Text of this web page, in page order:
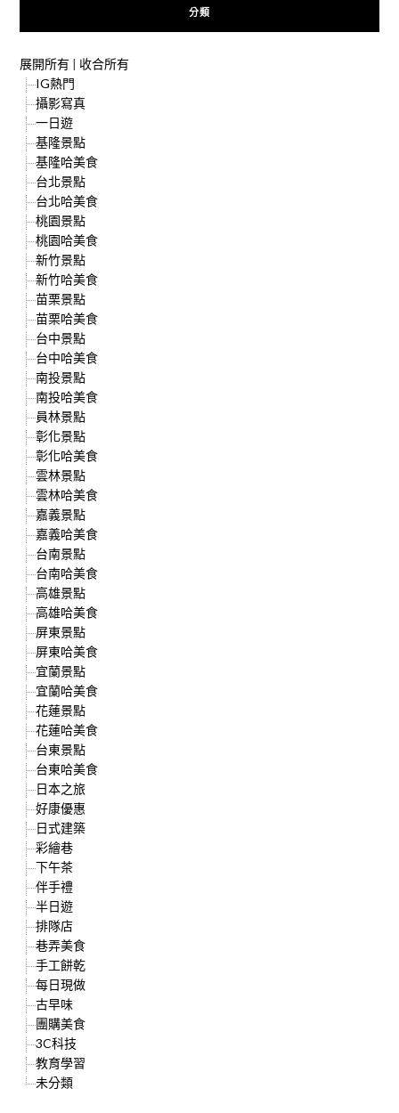
分類
展開所有| 收合所有
IG熱門
攝影寫真
一日遊
基隆景點
基隆哈美食
台北景點
台北哈美食
桃園景點
桃園哈美食
新竹景點
新竹哈美食
苗栗景點
苗栗哈美食
台中景點
台中哈美食
南投景點
南投哈美食
員林景點
彰化景點
彰化哈美食
雲林景點
雲林哈美食
嘉義景點
嘉義哈美食
台南景點
台南哈美食
高雄景點
高雄哈美食
屏東景點
屏東哈美食
宜蘭景點
宜蘭哈美食
花蓮景點
花蓮哈美食
台東景點
台東哈美食
日本之旅
好康優惠
日式建築
彩繪巷
下午茶
伴手禮
半日遊
排隊店
巷弄美食
手工餅乾
每日現做
古早味
團購美食
3C科技
教育學習
未分類